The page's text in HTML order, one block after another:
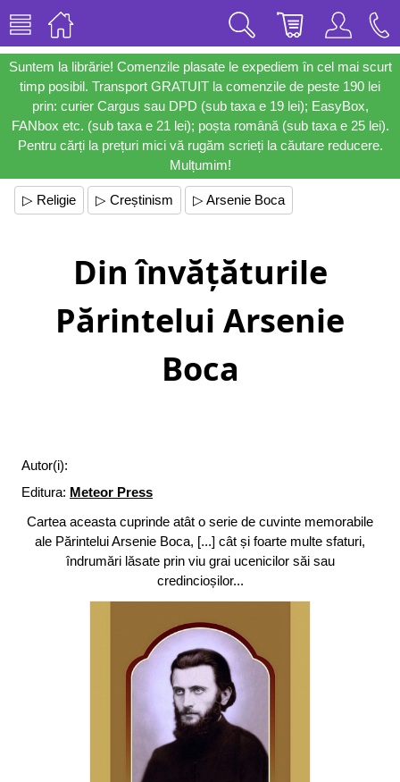
Suntem la librărie! Comenzile plasate le expediem în cel mai scurt
timp posibil. Transport GRATUIT la comenzile de peste 190 lei
prin: curier Cargus sau DPD (sub taxa e 19 lei); EasyBox,
FANbox etc. (sub taxa e 21 lei); poșta română (sub taxa e 25 lei).
Pentru cărți la prețuri mici vă rugăm scrieți la căutare reducere.
Mulțumim!
▷ Religie ▷ Creștinism ▷ Arsenie Boca
Din învățăturile
Părintelui Arsenie
Boca
Autor(i):
Editura: Meteor Press
Cartea aceasta cuprinde atât o serie de cuvinte memorabile
ale Părintelui Arsenie Boca, [...] cât și foarte multe sfaturi,
îndrumări lăsate prin viu grai ucenicilor săi sau
credincioșilor...